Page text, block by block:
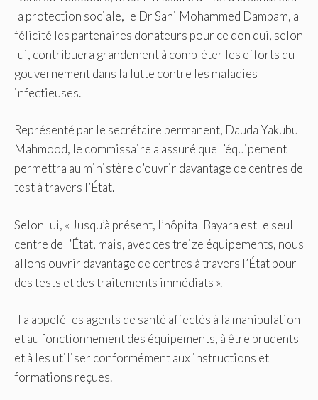
la protection sociale, le Dr Sani Mohammed Dambam, a
félicité les partenaires donateurs pour ce don qui, selon
lui, contribuera grandement à compléter les efforts du
gouvernement dans la lutte contre les maladies
infectieuses.
Représenté par le secrétaire permanent, Dauda Yakubu
Mahmood, le commissaire a assuré que l’équipement
permettra au ministère d’ouvrir davantage de centres de
test à travers l’État.
Selon lui, « Jusqu’à présent, l’hôpital Bayara est le seul
centre de l’État, mais, avec ces treize équipements, nous
allons ouvrir davantage de centres à travers l’État pour
des tests et des traitements immédiats ».
Il a appelé les agents de santé affectés à la manipulation
et au fonctionnement des équipements, à être prudents
et à les utiliser conformément aux instructions et
formations reçues.